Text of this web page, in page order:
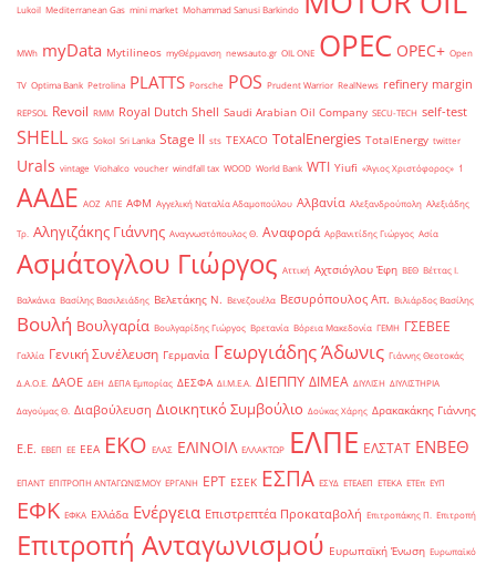
Lukoil Mediterranean Gas mini market Mohammad Sanusi Barkindo
MWh myData Mytilineos myΘέρμανση newsauto.gr OIL ONE OPEC OPEC+ Open
TV Optima Bank Petrolina PLATTS Porsche POS Prudent Warrior RealNews refinery margin
REPSOL Revoil RMM Royal Dutch Shell Saudi Arabian Oil Company SECU-TECH self-test
SHELL SKG Sokol Sri Lanka Stage II sts TEXACO TotalEnergies TotalEnergy twitter
Urals vintage Viohalco voucher windfall tax WOOD World Bank WTI Yiufi «Άγιος Χριστόφορος» ΄1
ΑΑΔΕ ΑΟΖ ΑΠΕ ΑΦΜ Αγγελική Ναταλία Αδαμοπούλου Αλβανία Αλεξανδρούπολη Αλεξιάδης
Τρ. Αληγιζάκης Γιάννης Αναγνωστόπουλος Θ. Αναφορά Αρβανιτίδης Γιώργος Ασία
Ασμάτογλου Γιώργος Αττική Αχτσιόγλου Έφη ΒΕΘ Βέττας Ι.
Βαλκάνια Βασίλης Βασιλειάδης Βελετάκης Ν. Βενεζουέλα Βεσυρόπουλος Απ. Βιλιάρδος Βασίλης
Βουλή Βουλγαρία Βουλγαρίδης Γιώργος Βρετανία Βόρεια Μακεδονία ΓΕΜΗ ΓΣΕΒΕΕ
Γαλλία Γενική Συνέλευση Γερμανία Γεωργιάδης Άδωνις Γιάννης Θεοτοκάς
Δ.Α.Ο.Ε. ΔΑΟΕ ΔΕΗ ΔΕΠΑ Εμπορίας ΔΕΣΦΑ ΔΙ.Μ.Ε.Α. ΔΙΕΠΠΥ ΔΙΜΕΑ ΔΙΥΛΙΣΗ ΔΙΥΛΙΣΤΗΡΙΑ
Δαγούμας Θ. Διαβούλευση Διοικητικό Συμβούλιο Δούκας Χάρης Δρακακάκης Γιάννης
Ε.Ε. ΕΒΕΠ ΕΕ ΕΕΑ ΕΚΟ ΕΛΑΣ ΕΛΙΝΟΙΛ ΕΛΛΑΚΤΩΡ ΕΛΠΕ ΕΛΣΤΑΤ ΕΝΒΕΘ
ΕΠΑΝΤ ΕΠΙΤΡΟΠΗ ΑΝΤΑΓΩΝΙΣΜΟΥ ΕΡΓΑΝΗ ΕΡΤ ΕΣΕΚ ΕΣΠΑ ΕΣΥΔ ΕΤΕΑΕΠ ΕΤΕΚΑ ΕΤΕπ ΕΥΠ
ΕΦΚ ΕΦΚΑ Ελλάδα Ενέργεια Επιστρεπτέα Προκαταβολή Επιτροπάκης Π. Επιτροπή
Επιτροπή Ανταγωνισμού Ευρωπαϊκή Ένωση Ευρωπαϊκό